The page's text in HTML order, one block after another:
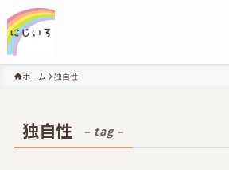
ホーム 独自性
独自性 – tag –